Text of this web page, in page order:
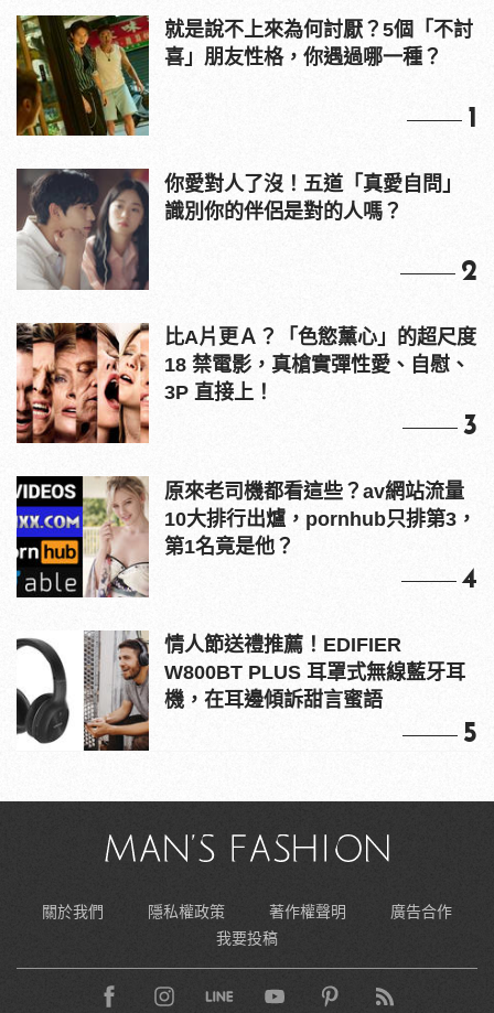
就是說不上來為何討厭？5個「不討
喜」朋友性格，你遇過哪一種？
1
你愛對人了沒！五道「真愛自問」
識別你的伴侶是對的人嗎？
2
比A片更Ａ？「色慾薰心」的超尺度
18 禁電影，真槍實彈性愛、自慰、
3P 直接上！
3
原來老司機都看這些？av網站流量
10大排行出爐，pornhub只排第3，
第1名竟是他？
4
情人節送禮推薦！EDIFIER
W800BT PLUS 耳罩式無線藍牙耳
機，在耳邊傾訴甜言蜜語
5
關於我們 隱私權政策 著作權聲明
廣告合作
我要投稿